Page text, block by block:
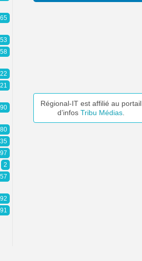
Régional-IT est affilié au portail
d’infos Tribu Médias
58
21
35
97
2
57
91